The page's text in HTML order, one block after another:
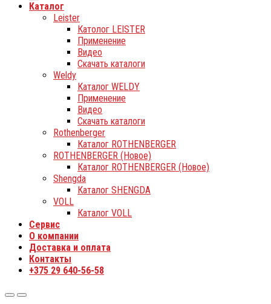
Каталог
Leister
Католог LEISTER
Применение
Видео
Скачать каталоги
Weldy
Каталог WELDY
Применение
Видео
Скачать каталоги
Rothenberger
Каталог ROTHENBERGER
ROTHENBERGER (Новое)
Каталог ROTHENBERGER (Новое)
Shengda
Каталог SHENGDA
VOLL
Каталог VOLL
Сервис
О компании
Доставка и оплата
Контакты
+375 29 640-56-58